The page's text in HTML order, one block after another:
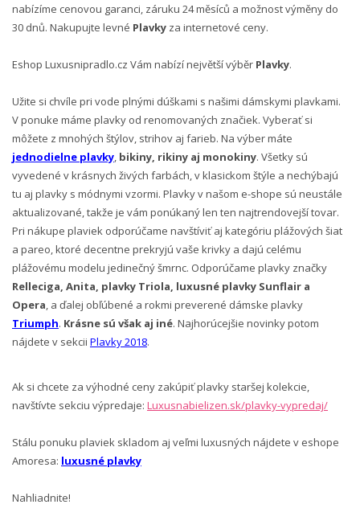
nabízíme cenovou garanci, záruku 24 měsíců a možnost výměny do
30 dnů. Nakupujte levné Plavky za internetové ceny.
Eshop Luxusnipradlo.cz Vám nabízí největší výběr Plavky.
Užite si chvíle pri vode plnými dúškami s našimi dámskymi plavkami.
V ponuke máme plavky od renomovaných značiek. Vyberať si
môžete z mnohých štýlov, strihov aj farieb. Na výber máte
jednodielne plavky bikiny, rikiny aj monokiny. Všetky sú
vyvedené v krásnych živých farbách, v klasickom štýle a nechýbajú
tu aj plavky s módnymi vzormi. Plavky v našom e-shope sú neustále
aktualizované, takže je vám ponúkaný len ten najtrendovejší tovar.
Pri nákupe plaviek odporúčame navštíviť aj kategóriu plážových šiat
a pareo, ktoré decentne prekryjú vaše krivky a dajú celému
plážovému modelu jedinečný šmrnc. Odporúčame plavky značky
Relleciga, Anita, plavky Triola, luxusné plavky Sunflair a
Opera , a ďalej obľúbené a rokmi preverené dámske plavky
Triumph. Krásne sú však aj iné. Najhorúcejšie novinky potom
nájdete v sekcii Plavky 2018.
Ak si chcete za výhodné ceny zakúpiť plavky staršej kolekcie,
navštívte sekciu výpredaje: Luxusnabielizen.sk/plavky-vypredaj/
Stálu ponuku plaviek skladom aj veľmi luxusných nájdete v eshope
Amoresa: luxusné plavky
Nahliadnite!